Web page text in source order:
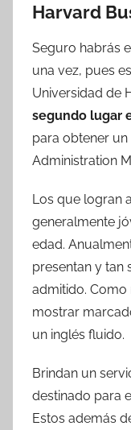
Harvard
Seguro habrás
una vez, pues
Universidad de
segundo lugar
para obtener
Administration
Los que logran
generalmente
edad.
presentan y tan
admitido.
mostrar
un inglés fluido.
Brindan un
destinado para
Estos además